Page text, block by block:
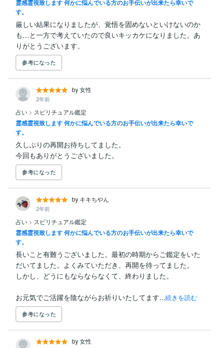
霊感霊視致します 何かに悩んでいる方のお手伝いが出来たら幸いで
す。
厳しい結果になりましたが、覚悟を固めないといけないのか
も…と一方で考えていたので良いキッカケになりました。あ
りがとうございます。
参考になった
by 女性
2年前
占い > スピリチュアル鑑定
霊感霊視致します 何かに悩んでいる方のお手伝いが出来たら幸いで
す。
久しぶりの再開お待ちしてました。
今回もありがとうございました。
参考になった
by キキちやん
2年前
占い > スピリチュアル鑑定
霊感霊視致します 何かに悩んでいる方のお手伝いが出来たら幸いで
す。
長いこと有難うございました。最初の時期からご鑑定をいた
だいてました。よくみていただき、再開を待ってました。
しかし、どうにもならならなくて、終わりました。
お元気でご活躍を陰ながらお祈りいたしてます...続きを読む
参考になった
by 女性